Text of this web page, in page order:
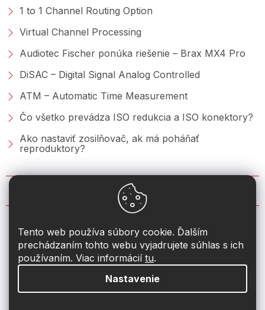
Tento web používa súbory cookie. Ďalším
prechádzaním tohto webu vyjadrujete súhlas s ich
používaním. Viac informácií tu.
Nastavenie
1 to 1 Channel Routing Option
Virtual Channel Processing
Audiotec Fischer ponúka riešenie – Brax MX4 Pro
DiSAC – Digital Signal Analog Controlled
ATM – Automatic Time Measurement
Čo všetko prevádza ISO redukcia a ISO konektory?
Ako nastaviť zosilňovač, ak má poháňať
reproduktory?
KONTAKT
info@2din.sk
+421 222 205 928